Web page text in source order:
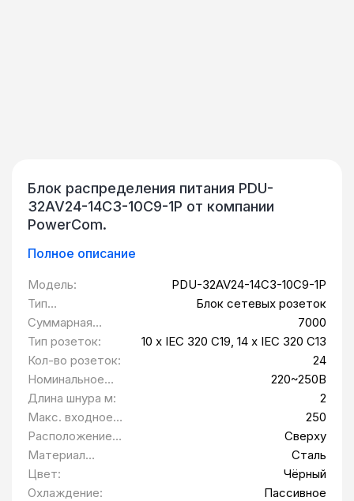
Блок распределения питания PDU-
32AV24-14C3-10C9-1P от компании
PowerCom.
Полное описание
Модель:
PDU-32AV24-14C3-10C9-1P
Тип
оборудования:
Блок сетевых розеток
Суммарная
мощность
нагрузки Вт:
7000
Тип розеток:
10 x IEC 320 C19, 14 x IEC 320 C13
Кол-во розеток:
24
Номинальное
напряжение /
частота:
220~250В
Длина шнура м:
2
Макс. входное
напряжение, В:
250
Расположение
розеток:
Сверху
Материал
изделия:
Сталь
Цвет:
Чёрный
Охлаждение:
Пассивное